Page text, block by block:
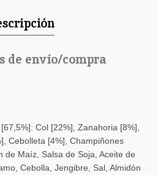
de envío/compra
Col [22%], Zanahoria [8%],
Cebolleta [4%], Champiñones
de Maíz, Salsa de Soja, Aceite de
Cebolla, Jengibre, Sal, Almidón